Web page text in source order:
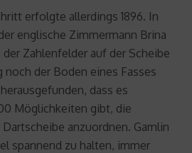
erfolgte allerdings 1896. In
englische Zimmermann Brina
Zahlenfelder auf der Scheibe
der Boden eines Fasses
dass es
Möglichkeiten gibt, die
anzuordnen. Gamlin
spannend zu halten, immer